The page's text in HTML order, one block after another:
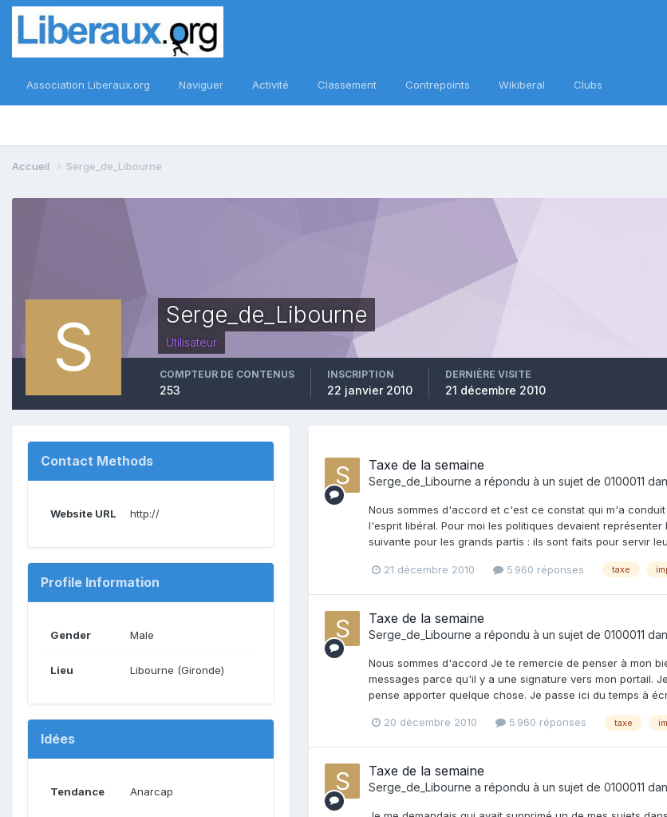
Association Liberaux.org Naviguer Activité Classement Contrepoints Wikiberal Clubs
Accueil Serge_de_Libourne
Serge_de_Libourne
Utilisateur
COMPTEUR DE CONTENUS
253
INSCRIPTION
22 janvier 2010
DERNIÈRE VISITE
21 décembre 2010
Contact Methods
Website URL http://
Profile Information
Gender Male
Lieu Libourne (Gironde)
Idées
Tendance Anarcap
Taxe de la semaine
Serge_de_Libourne a répondu à un sujet de 0100011
Nous sommes d'accord et c'est ce constat qui m'a
l'esprit libéral. Pour moi les politiques devaient
suivante pour les grands partis : ils sont faits pour servir
21 décembre 2010 5 960 réponses taxe
Taxe de la semaine
Serge_de_Libourne a répondu à un sujet de 0100011
Nous sommes d'accord Je te remercie de penser à mon
messages parce qu'il y a une signature vers mon portail.
pense apporter quelque chose. Je passe ici du temps à
20 décembre 2010 5 960 réponses taxe
Taxe de la semaine
Serge_de_Libourne a répondu à un sujet de 0100011